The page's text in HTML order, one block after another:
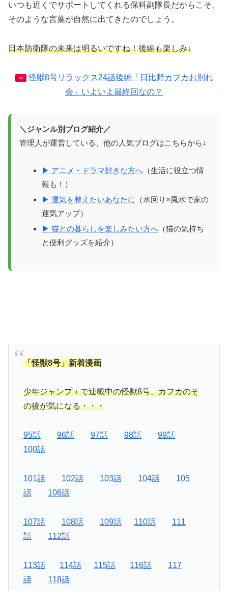
いつも近くでサポートしてくれる保科副隊長だからこそ、
そのような言葉が自然に出てきたのでしょう。
日本防衛隊の未来は明るいですね！後編も楽しみ↓
⇒
怪獣8号リラックス24話後編「日比野カフカお別れ
会」いよいよ最終回なの？
＼ジャンル別ブログ紹介／
管理人が運営している、他の人気ブログはこちらから↓
▶ アニメ・ドラマ好きな方へ （生活に役立つ情
報も！）
▶ 運気を整えたいあなたに
（水回り×風水で家の
運気アップ）
▶ 猫との暮らしを楽しみたい方へ （猫の気持ち
と便利グッズを紹介）
「怪獣8号」新着漫画
少年ジャンプ＋で連載中の怪獣8号、カフカのそ
の後が気になる・・・
95話 96話 97話 98話
99話
100話
101話 102話 103話 104話
105
話
106話
107話 108話 109話 110話
111
話
112話
113話 114話 115話 116話
117
話
118話